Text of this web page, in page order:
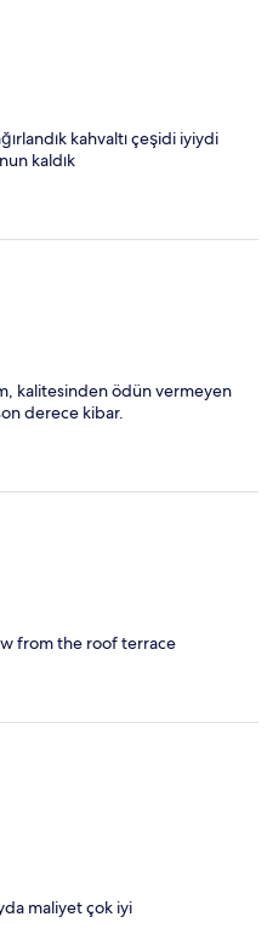
kahvaltı çeşidi iyiydi
kaldık
kalitesinden ödün vermeyen
derece kibar.
from the roof terrace
maliyet çok iyi